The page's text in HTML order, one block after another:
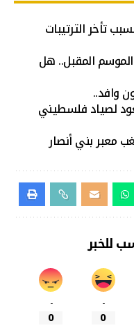
تأخر الترتيبات
يتراجع بـ40% في الموسم المقبل.. هل
لصياد فلسطيني
للخبر
-
0
-
0